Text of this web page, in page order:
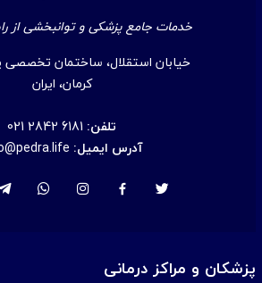
خدمات جامع پزشکی و توانبخشی از
خیابان استقلال، ساختمان
کرمان، ایران
تلفن: 021 2842 6181
آدرس ایمیل:
پزشکان و مراکز درمانی